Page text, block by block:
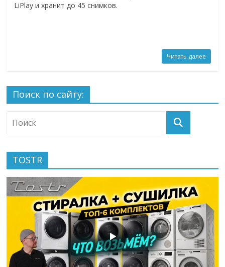
LiPlay и хранит до 45 снимков.
Читать далее
Поиск по сайту:
TOSTR